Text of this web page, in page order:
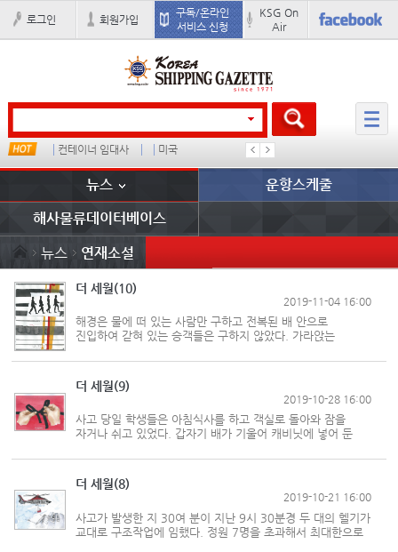
로그인 회원가입
구독/온라인
서비스 신청
KSG On
Air
컨테이너 임대사 미국 ���ͤ
뉴스 운항스케줄
해사물류데이터베이스
뉴스 연재소설
더 세월(10)
2019-11-04 16:00
해경은 물에 떠 있는 사람만 구하고 전복된 배 안으로
진입하여 갇혀 있는 승객들은 구하지 않았다. 가라앉는
이런 태도가 못마땅했다. 9.11사태 때 불길 속으로 뛰어
들어간 미 소방대원이 있지 않았던...
더 세월(9)
2019-10-28 16:00
사고 당일 학생들은 아침식사를 하고 객실로 돌아와 잠을
자거나 쉬고 있었다. 갑자기 배가 기울어 캐비닛에 넣어 둔
생각이 들어 학생들은 구명조끼를 꺼내 입었다. 선실에 물이
차오르자 겁이 난 학...
더 세월(8)
2019-10-21 16:00
사고가 발생한 지 30여 분이 지난 9시 30분경 두 대의 헬기가
교대로 구조작업에 임했다. 정원 7명을 초과해서 최대한으로